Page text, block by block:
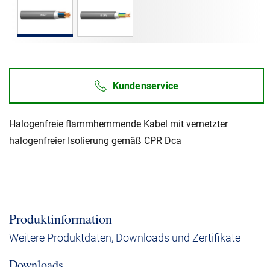
Kundenservice
Halogenfreie flammhemmende Kabel mit vernetzter
halogenfreier Isolierung gemäß CPR Dca
Produktinformation
Weitere Produktdaten, Downloads und Zertifikate